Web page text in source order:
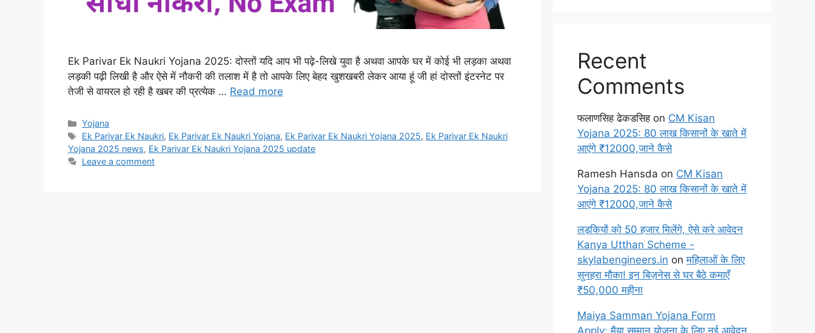
Ek Parivar Ek Naukri Yojana 2025: दोस्तों यदि आप भी पढ़े-लिखे युवा है अथवा आपके घर में कोई भी लड़का अथवा
लड़की पढ़ी लिखी है और ऐसे में नौकरी की तलाश में है तो आपके लिए बेहद खुशखबरी लेकर आया हूं जी हां दोस्तों इंटरनेट पर
तेजी से वायरल हो रही है खबर की प्रत्येक … Read more
Categories
Yojana
Tags
Ek Parivar Ek Naukri, Ek Parivar Ek Naukri Yojana, Ek Parivar Ek Naukri Yojana 2025, Ek Parivar Ek Naukri
Yojana 2025 news, Ek Parivar Ek Naukri Yojana 2025 update
Leave a comment
Recent
Comments
फलाणसिह ढेकडसिहon CM Kisan
Yojana 2025: 80 लाख किसानों के खाते में
आएंगे ₹12000,जाने कैसे
Ramesh Hansda on CM Kisan
Yojana 2025: 80 लाख किसानों के खाते में
आएंगे ₹12000,जाने कैसे
लड़कियों को 50 हजार मिलेंगे, ऐसे करे आवेदन
Kanya Utthan Scheme -
skylabengineers.in onमहिलाओं के लिए
सुनहरा मौका! इन बिज़नेस से घर बैठे कमाएँ
₹50,000 महीना
Maiya Samman Yojana Form
Apply: मैया सम्मान योजना के लिए नई आवेदन